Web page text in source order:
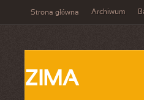
Strona główna Archiwum
ZIMA